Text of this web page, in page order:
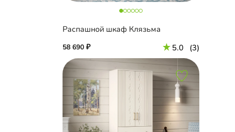
Распашной шкаф Клязьма
58 690 5.0 (3)